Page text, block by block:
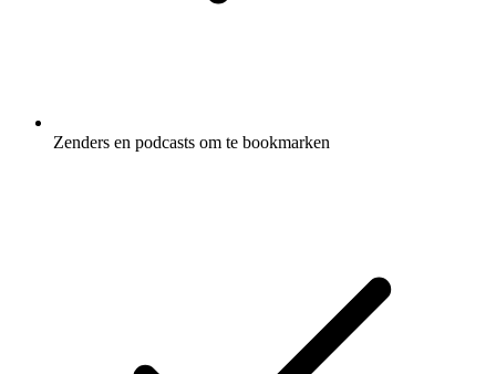
Zenders en podcasts om te bookmarken